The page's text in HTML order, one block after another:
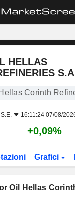
HELLAS
Corinth
16:11:24 07/08/
+0,09%
Grafici
Oil Hellas